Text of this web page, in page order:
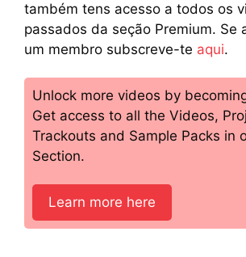
também tens acesso a todos os
passados da seção Premium. Se
um membro subscreve-te aqui.
Unlock more videos by
Get access to all the Videos,
Trackouts and Sample Packs in
Section.
Learn more here